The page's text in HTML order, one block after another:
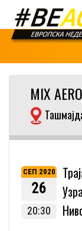
MIX
СЕП 2020
26
20:30